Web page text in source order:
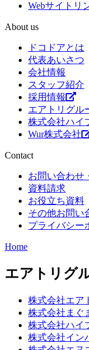
Webサイトリ
About us
ドコドアとは
代表あいさつ
会社情報
スタッフ紹介
採用情報
エアトリグル
株式会社ハイ
Wur株式会社
Contact
お問い合わせ
資料請求
お役立ち資料
その他お問い
プライバシー
Home
エアトリグ
株式会社エア
株式会社まぐ
株式会社ハイ
株式会社イン